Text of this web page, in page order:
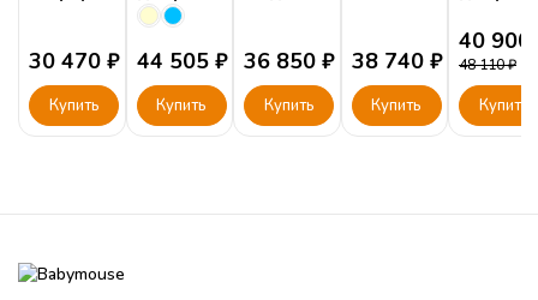
30 470 ₽
Купить
Микс
(голубой
или
кремовый)
44 505 ₽
Купить
36 850 ₽
Купить
38 740 ₽
Купить
Ш3
40 900
48 110₽
Купить